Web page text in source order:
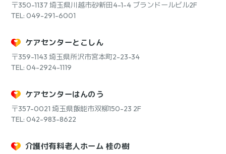
〒350-1137 埼玉県川越市砂新田4-1-4 ブランドールビル2F
TEL: 049-291-6001
ケアセンターとこしん
〒359-1143 埼玉県所沢市宮本町2-23-34
TEL: 04-2924-1119
ケアセンターはんのう
〒357-0021 埼玉県飯能市双柳150-23 2F
TEL: 042-983-8622
介護付有料老人ホーム 桂の樹